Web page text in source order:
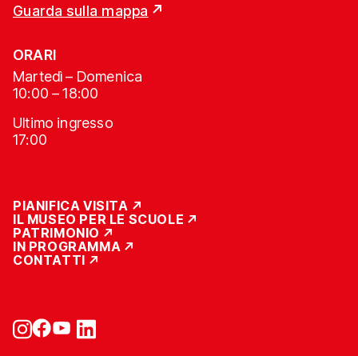
Guarda sulla mappa
ORARI
Martedì – Domenica
10:00 – 18:00
Ultimo ingresso
17:00
PIANIFICA VISITA
IL MUSEO PER LE SCUOLE
PATRIMONIO
IN PROGRAMMA
CONTATTI